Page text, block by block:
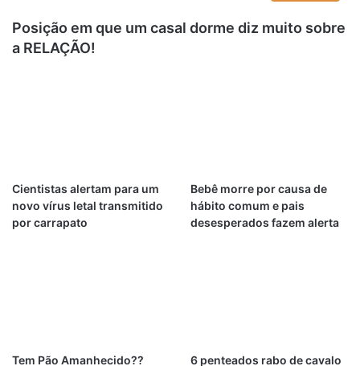
Posição em que um casal dorme diz muito sobre
a RELAÇÃO!
Cientistas alertam para um
novo vírus letal transmitido
por carrapato
Bebê morre por causa de
hábito comum e pais
desesperados fazem alerta
Tem Pão Amanhecido??
6 penteados rabo de cavalo